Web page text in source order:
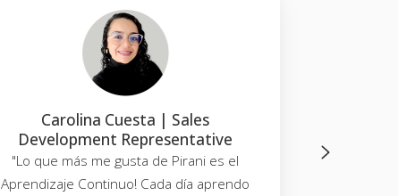
Carolina Cuesta | Sales
Development Representative
"Lo que más me gusta de Pirani es el
Aprendizaje Continuo! Cada día aprendo